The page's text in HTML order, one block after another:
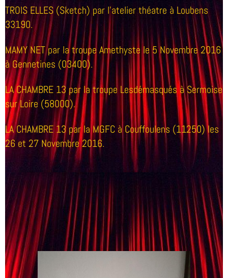
TROIS ELLES (Sketch) par l'atelier théatre à Loubens
33190.
MAMY NET par la troupe Amethyste le 5 Novembre 2016
à Gennetines (03400).
LA CHAMBRE 13 par la troupe Lesdémasqués à Sermoise
sur Loire (58000).
LA CHAMBRE 13 par la MGFC à Couffoulens (11250) les
26 et 27 Novembre 2016.